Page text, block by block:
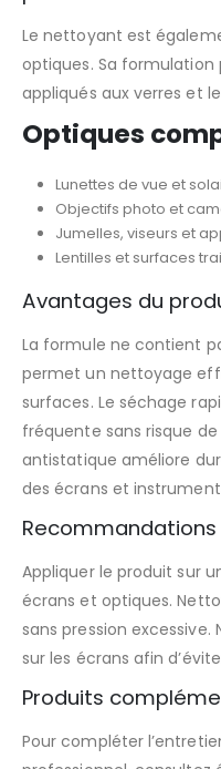
Le nettoyant est
optiques. Sa
appliqués aux verres et
Optiques
Lunettes de vue et
Objectifs photo et
Jumelles, viseurs et
Lentilles et surfaces
Avantages du
La formule ne contient
permet un nettoyage
surfaces. Le séchage
fréquente sans risque
antistatique améliore
des écrans et
Recommandations
Appliquer le produit sur
écrans et optiques.
sans pression
sur les écrans afin
Produits
Pour compléter